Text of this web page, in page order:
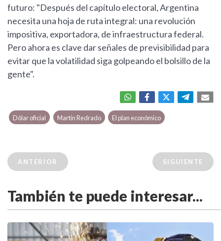
futuro: "Después del capítulo electoral, Argentina
necesita una hoja de ruta integral: una revolución
impositiva, exportadora, de infraestructura federal.
Pero ahora es clave dar señales de previsibilidad para
evitar que la volatilidad siga golpeando el bolsillo de la
gente".
Dólar oficial Martín Redrado El plan económico
ANTERIOR SIGUIENTE
También te puede interesar...